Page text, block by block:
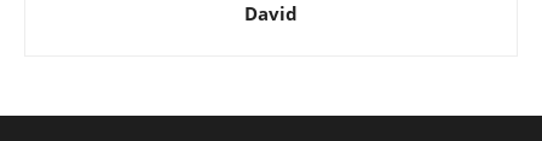
David